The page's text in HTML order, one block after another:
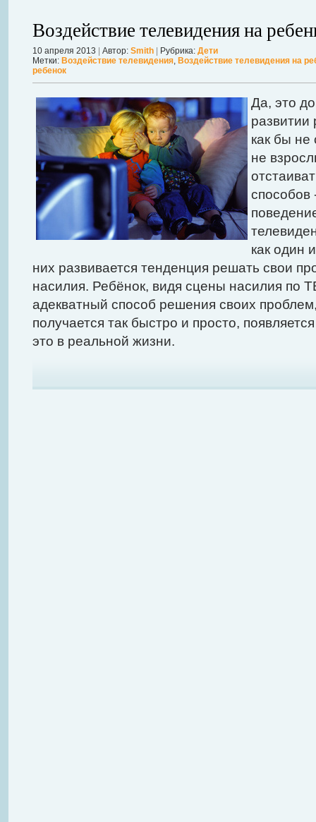
Можно ли увеличить грудь без операции? Таким вопросом
себя в форме. Давайте же подробнее рассмотрим этот вопрос. А
речь, нужно углубиться в анатомию.Далее...
Воздействие телевидения на
10 апреля 2013 Автор: Smith Рубрика: Дети
Метки: Воздействие телевидения, Воздействие телевидения на
ребенок
Да, это
развитии
как бы
не
способов
как один
них развивается тенденция решать свои
насилия. Ребёнок, видя сцены насилия по
адекватный способ решения своих
получается так быстро и просто,
это в реальной жизни.